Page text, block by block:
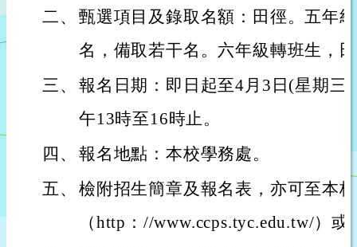
二、 甄選項目及錄取名額：田徑。五年
名，備取若干名。六年級轉班生，
三、 報名日期：即日起至4月3日(星期三
午13時至16時止。
四、 報名地點：本校學務處。
五、 檢附招生簡章及報名表，亦可至本
（http：//www.ccps.tyc.edu.tw/）